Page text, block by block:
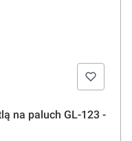
na paluch GL-123 -